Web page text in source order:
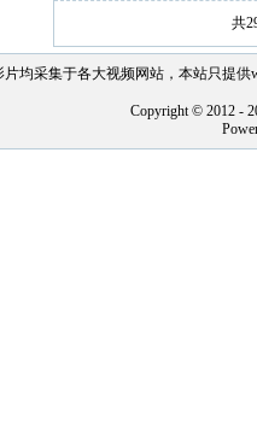
共
均采集于各大视频网站，本站只提供
Copyright © 2012 -